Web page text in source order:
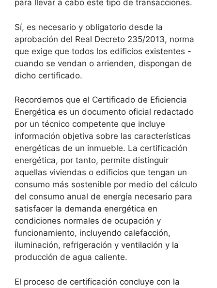
para llevar a cabo este tipo de transacciones.
Sí, es necesario y obligatorio desde la
aprobación del Real Decreto 235/2013, norma
que exige que todos los edificios existentes -
cuando se vendan o arrienden, dispongan de
dicho certificado.
Recordemos que el Certificado de Eficiencia
Energética es un documento oficial redactado
por un técnico competente que incluye
información objetiva sobre las características
energéticas de un inmueble. La certificación
energética, por tanto, permite distinguir
aquellas viviendas o edificios que tengan un
consumo más sostenible por medio del cálculo
del consumo anual de energía necesario para
satisfacer la demanda energética en
condiciones normales de ocupación y
funcionamiento, incluyendo calefacción,
iluminación, refrigeración y ventilación y la
producción de agua caliente.
El proceso de certificación concluye con la